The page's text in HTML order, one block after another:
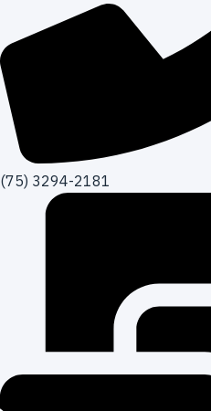
(75) 3294-2181